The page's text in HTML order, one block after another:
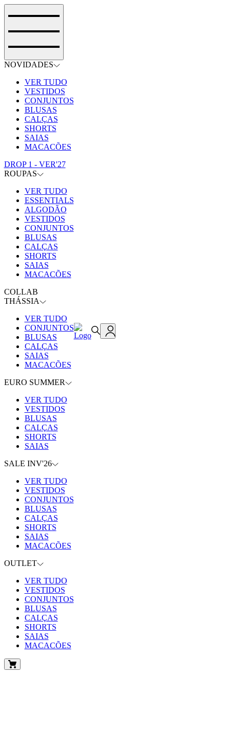
NOVIDADES
VER TUDO
VESTIDOS
CONJUNTOS
BLUSAS
CALÇAS
SHORTS
SAIAS
MACACÕES
DROP 1 - VER'27
ROUPAS
VER TUDO
ESSENTIALS
ALGODÃO
VESTIDOS
CONJUNTOS
BLUSAS
CALÇAS
SHORTS
SAIAS
MACACÕES
COLLAB
THÁSSIA
VER TUDO
CONJUNTOS
BLUSAS
CALÇAS
SAIAS
MACACÕES
EURO SUMMER
VER TUDO
VESTIDOS
BLUSAS
CALÇAS
SHORTS
SAIAS
SALE INV'26
VER TUDO
VESTIDOS
CONJUNTOS
BLUSAS
CALÇAS
SHORTS
SAIAS
MACACÕES
OUTLET
VER TUDO
VESTIDOS
CONJUNTOS
BLUSAS
CALÇAS
SHORTS
SAIAS
MACACÕES